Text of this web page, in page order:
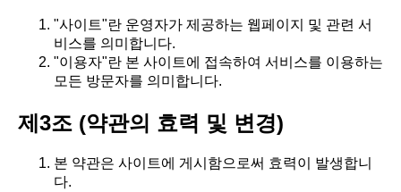
"사이트"란 운영자가 제공하는 웹페이지 및 관련 서
비스를 의미합니다.
"이용자"란 본 사이트에 접속하여 서비스를 이용하는
모든 방문자를 의미합니다.
제3조 (약관의 효력 및 변경)
본 약관은 사이트에 게시함으로써 효력이 발생합니
다.